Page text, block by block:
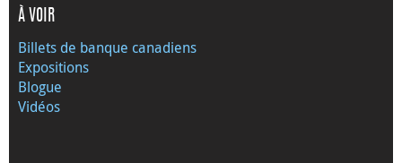
À VOIR
Billets de banque canadiens
Expositions
Blogue
Vidéos